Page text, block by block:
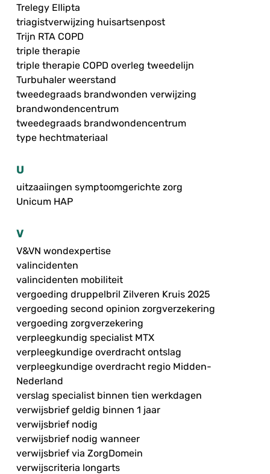
Trelegy Ellipta
triagistverwijzing huisartsenpost
Trijn RTA COPD
triple therapie
triple therapie COPD overleg tweedelijn
Turbuhaler weerstand
tweedegraads brandwonden verwijzing
brandwondencentrum
tweedegraads brandwondencentrum
type hechtmateriaal
U
uitzaaiingen symptoomgerichte zorg
Unicum HAP
V
V&VN wondexpertise
valincidenten
valincidenten mobiliteit
vergoeding druppelbril Zilveren Kruis 2025
vergoeding second opinion zorgverzekering
vergoeding zorgverzekering
verpleegkundig specialist MTX
verpleegkundige overdracht ontslag
verpleegkundige overdracht regio Midden-
Nederland
verslag specialist binnen tien werkdagen
verwijsbrief geldig binnen 1 jaar
verwijsbrief nodig
verwijsbrief nodig wanneer
verwijsbrief via ZorgDomein
verwijscriteria longarts